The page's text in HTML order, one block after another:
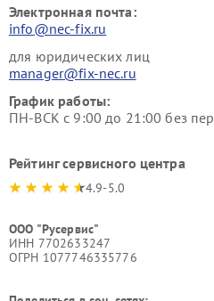
Электронная почта:
info@nec-fix.ru
для юридических лиц
manager@fix-nec.ru
График работы:
ПН-ВСК с 9:00 до 21:00 без
Рейтинг сервисного центра
4.9-5.0
ООО "Русервис"
ИНН 7702633247
ОГРН 1077746335776